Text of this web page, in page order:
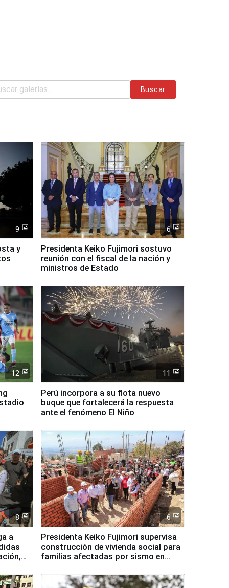
Buscar
9
y
6
Presidenta Keiko Fujimori sostuvo
reunión con el fiscal de la nación y
ministros de Estado
12 11
Perú incorpora a su flota nuevo
buque que fortalecerá la respuesta
ante el fenómeno El Niño
8
a
6
Presidenta Keiko Fujimori supervisa
construcción de vivienda social para
familias afectadas por sismo en